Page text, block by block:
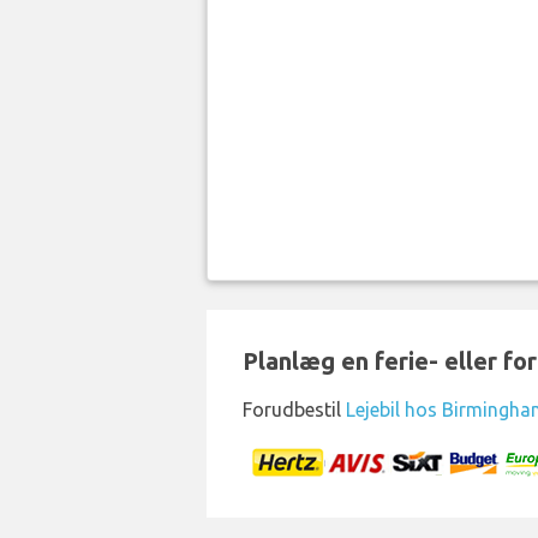
Planlæg en ferie- eller
Forudbestil Lejebil hos